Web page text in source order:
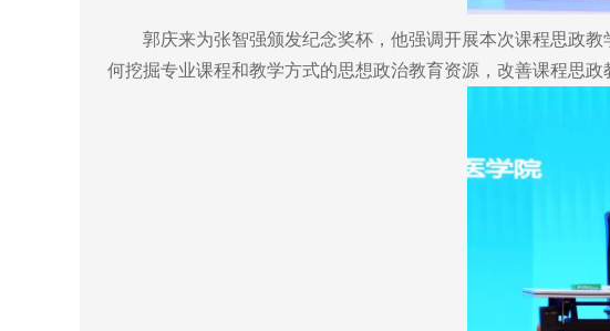
郭庆来为张智强颁发纪念奖杯，他强调开展本次课程思政教
何挖掘专业课程和教学方式的思想政治教育资源，改善课程思政